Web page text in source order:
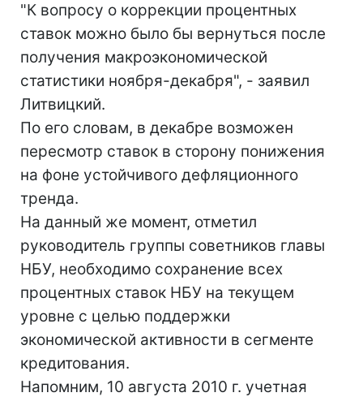
"К вопросу о коррекции процентных
ставок можно было бы вернуться после
получения макроэкономической
статистики ноября-декабря", - заявил
Литвицкий.
По его словам, в декабре возможен
пересмотр ставок в сторону понижения
на фоне устойчивого дефляционного
тренда.
На данный же момент, отметил
руководитель группы советников главы
НБУ, необходимо сохранение всех
процентных ставок НБУ на текущем
уровне с целью поддержки
экономической активности в сегменте
кредитования.
Напомним, 10 августа 2010 г. учетная